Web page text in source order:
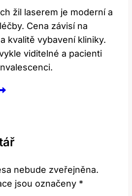
žil laserem je moderní a
Cena závisí na
kvalitě vybavení kliniky.
viditelné a pacienti
nebude zveřejněna.
jsou označeny *